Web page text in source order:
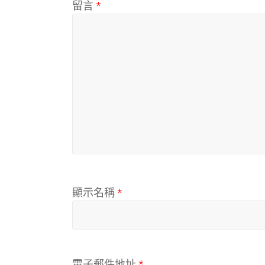
留言 *
顯示名稱*